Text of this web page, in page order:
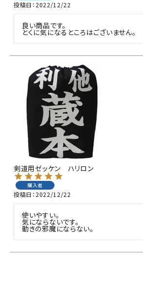
投稿日 2022/12/22
良い商品です。
とくに気になるところはございません。
剣道用ゼッケン ハリロン
購入者
投稿日 2022/12/22
使いやすい。
気にならないです。
動きの邪魔にならない。